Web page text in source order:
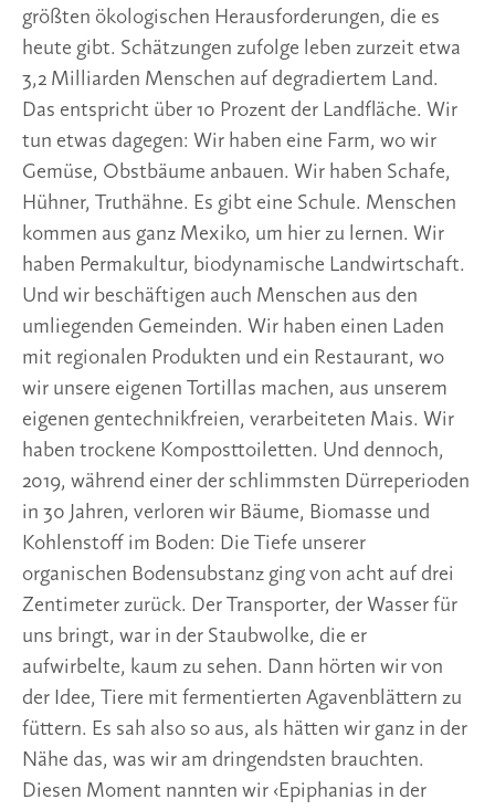
größten ökologischen Herausforderungen, die es
heute gibt. Schätzungen zufolge leben zurzeit etwa
3,2 Milliarden Menschen auf degradiertem Land.
Das entspricht über 10 Prozent der Landfläche. Wir
tun etwas dagegen: Wir haben eine Farm, wo wir
Gemüse, Obstbäume anbauen. Wir haben Schafe,
Hühner, Truthähne. Es gibt eine Schule. Menschen
kommen aus ganz Mexiko, um hier zu lernen. Wir
haben Permakultur, biodynamische Landwirtschaft.
Und wir beschäftigen auch Menschen aus den
umliegenden Gemeinden. Wir haben einen Laden
mit regionalen Produkten und ein Restaurant, wo
wir unsere eigenen Tortillas machen, aus unserem
eigenen gentechnikfreien, verarbeiteten Mais. Wir
haben trockene Komposttoiletten. Und dennoch,
2019, während einer der schlimmsten Dürreperioden
in 30 Jahren, verloren wir Bäume, Biomasse und
Kohlenstoff im Boden: Die Tiefe unserer
organischen Bodensubstanz ging von acht auf drei
Zentimeter zurück. Der Transporter, der Wasser für
uns bringt, war in der Staubwolke, die er
aufwirbelte, kaum zu sehen. Dann hörten wir von
der Idee, Tiere mit fermentierten Agavenblättern zu
füttern. Es sah also so aus, als hätten wir ganz in der
Nähe das, was wir am dringendsten brauchten.
Diesen Moment nannten wir ‹Epiphanias in der